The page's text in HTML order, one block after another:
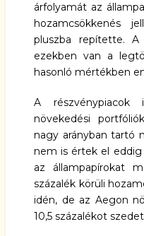
árfolyamát az
hozamcsökkenés
pluszba repítette.
ezekben van a
hasonló mértékben
A
növekedési
nagy arányban tartó
nem is értek el
az állampapírokat
százalék körüli
idén, de az Aegon
10,5 százalékot